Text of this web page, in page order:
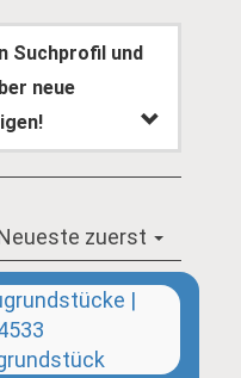
Suchprofil und
neue
zuerst